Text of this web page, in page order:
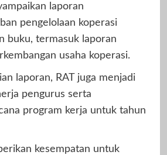
laporan
pengelolaan koperasi
buku, termasuk laporan
usaha koperasi.
laporan, RAT juga menjadi
pengurus serta
program kerja untuk tahun
kesempatan untuk